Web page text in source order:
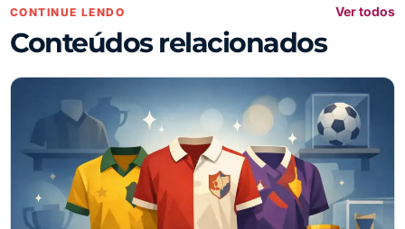
CONTINUE LENDO
Conteúdos relacionados
Ver todos